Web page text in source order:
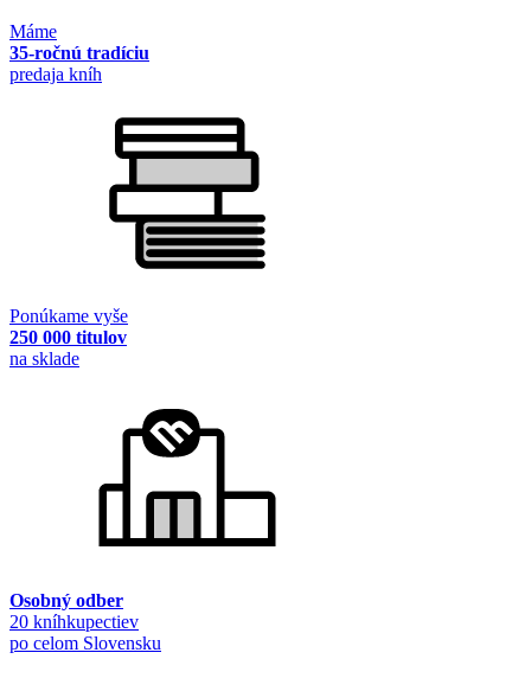
Máme
35-ročnú tradíciu
predaja kníh
Ponúkame vyše
250 000 titulov
na sklade
Osobný odber
20 kníhkupectiev
po celom Slovensku